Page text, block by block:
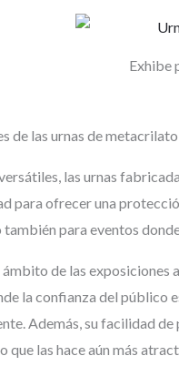
Exhibe
de las urnas de metacrilato
las urnas
para ofrecer una
también para eventos
ámbito de las
la confianza del público
Además, su facilidad
que las hace aún más